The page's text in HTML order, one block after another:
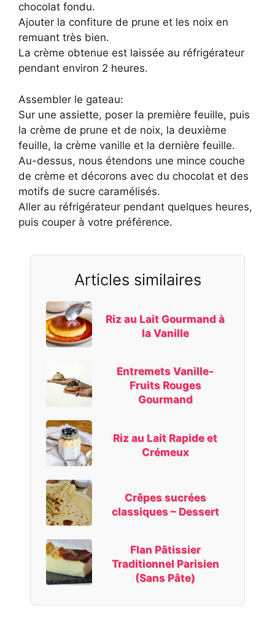
chocolat fondu.
Ajouter la confiture de prune et les noix en
remuant très bien.
La crème obtenue est laissée au réfrigérateur
pendant environ 2 heures.
Assembler le gateau:
Sur une assiette, poser la première feuille, puis
la crème de prune et de noix, la deuxième
feuille, la crème vanille et la dernière feuille.
Au-dessus, nous étendons une mince couche
de crème et décorons avec du chocolat et des
motifs de sucre caramélisés.
Aller au réfrigérateur pendant quelques heures,
puis couper à votre préférence.
Articles similaires
Riz au Lait Gourmand à
la Vanille
Entremets Vanille-
Fruits Rouges
Gourmand
Riz au Lait Rapide et
Crémeux
Crêpes sucrées
classiques – Dessert
Flan Pâtissier
Traditionnel Parisien
(Sans Pâte)